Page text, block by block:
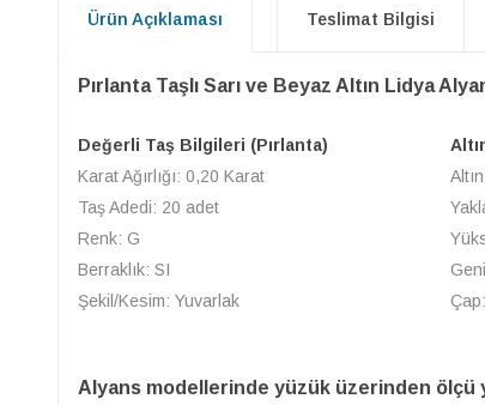
Ürün Açıklaması Teslimat Bilgisi
Pırlanta Taşlı Sarı ve Beyaz Altın Lidya
Değerli Taş Bilgileri (Pırlanta)
Karat Ağırlığı: 0,20 Karat
Taş Adedi: 20 adet
Renk: G
Berraklık: SI
Şekil/Kesim: Yuvarlak
Çap:
Alyans modellerinde yüzük üzerinden ölçü